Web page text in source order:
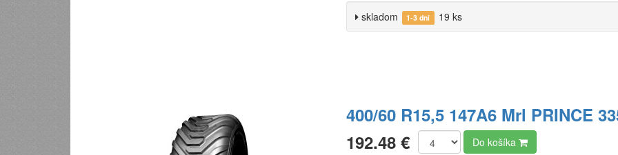
skladom 1-3 dni 19 ks
400/60 R15,5 147A6 Mrl PRINCE
192.48 €
Do košíka